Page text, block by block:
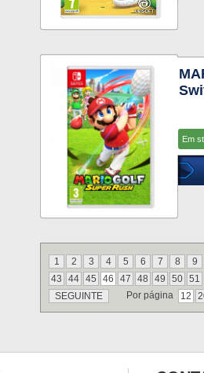
Em
1 2 3 4 5 6 7 8
9
43
44 45 46 47 48 49 50 51
SEGUINTE
Por página 12